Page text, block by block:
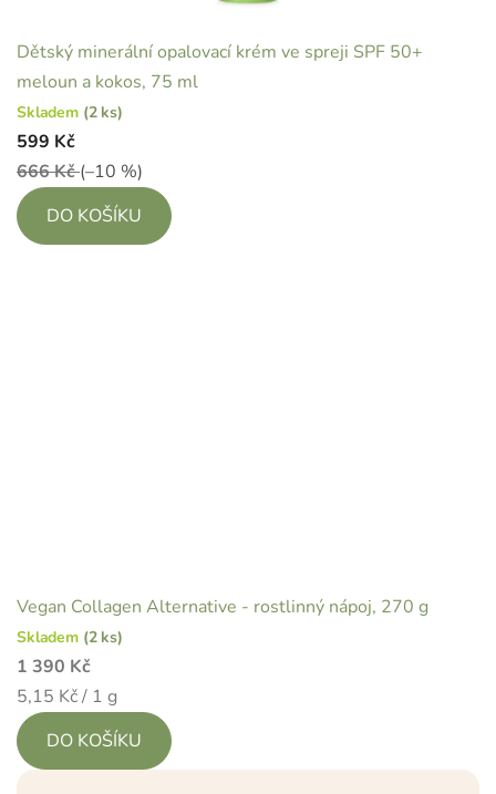
Dětský minerální opalovací krém ve spreji SPF 50+
meloun a kokos, 75 ml
Skladem (2 ks)
599 Kč
666 Kč (–10 %)
DO KOŠÍKU
Vegan Collagen Alternative - rostlinný nápoj, 270 g
Skladem (2 ks)
1 390 Kč
Měrná
cena:
5,15 Kč / 1 g
DO KOŠÍKU